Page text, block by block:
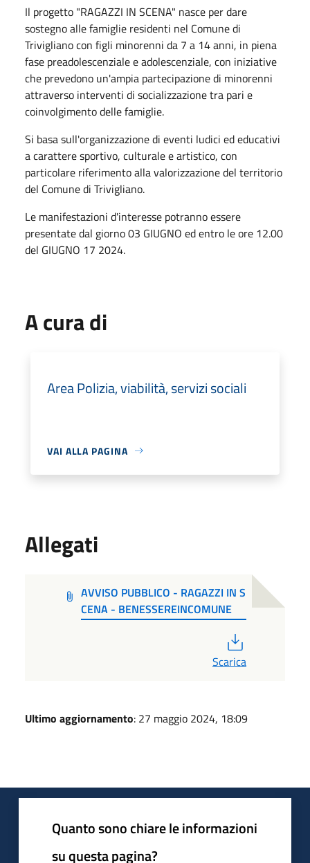
Il progetto "RAGAZZI IN SCENA" nasce per dare
sostegno alle famiglie residenti nel Comune di
Trivigliano con figli minorenni da 7 a 14 anni, in piena
fase preadolescenziale e adolescenziale, con iniziative
che prevedono un'ampia partecipazione di minorenni
attraverso interventi di socializzazione tra pari e
coinvolgimento delle famiglie.
Si basa sull'organizzazione di eventi ludici ed educativi
a carattere sportivo, culturale e artistico, con
particolare riferimento alla valorizzazione del territorio
del Comune di Trivigliano.
Le manifestazioni d'interesse potranno essere
presentate dal giorno 03 GIUGNO ed entro le ore 12.00
del GIUGNO 17 2024.
A cura di
Area Polizia, viabilità, servizi sociali
VAI ALLA PAGINA
Allegati
AVVISO PUBBLICO - RAGAZZI IN S
CENA - BENESSEREINCOMUNE
Scarica
Ultimo aggiornamento: 27 maggio 2024, 18:09
Quanto sono chiare le informazioni
su questa pagina?